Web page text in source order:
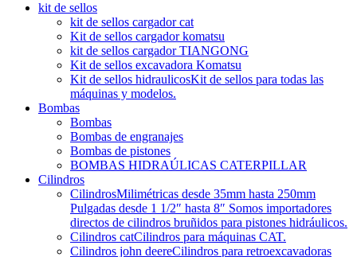
kit de sellos
kit de sellos cargador cat
Kit de sellos cargador komatsu
kit de sellos cargador TIANGONG
Kit de sellos excavadora Komatsu
Kit de sellos hidraulicosKit de sellos para todas las
máquinas y modelos.
Bombas
Bombas
Bombas de engranajes
Bombas de pistones
BOMBAS HIDRAÚLICAS CATERPILLAR
Cilindros
CilindrosMilimétricas desde 35mm hasta 250mm
Pulgadas desde 1 1/2″ hasta 8″ Somos importadores
directos de cilindros bruñidos para pistones hidráulicos.
Cilindros catCilindros para máquinas CAT.
Cilindros john deereCilindros para retroexcavadoras